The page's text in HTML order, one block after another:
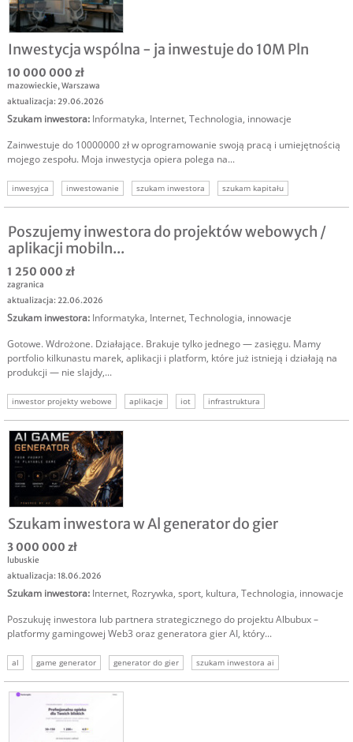
Inwestycja wspólna - ja inwestuje do 10M Pln
10 000 000 zł
mazowieckie,Warszawa
aktualizacja: 29.06.2026
Szukam inwestora: Informatyka, Internet, Technologia, innowacje
Zainwestuje do 10000000 zł w oprogramowanie swoją pracą i umiejętnością
mojego zespołu. Moja inwestycja opiera polega na...
inwesyjca inwestowanie szukam inwestora szukam kapitału
Poszujemy inwestora do projektów webowych /
aplikacji mobiln...
1 250 000 zł
zagranica
aktualizacja: 22.06.2026
Szukam inwestora: Informatyka, Internet, Technologia, innowacje
Gotowe. Wdrożone. Działające. Brakuje tylko jednego — zasięgu. Mamy
portfolio kilkunastu marek, aplikacji i platform, które już istnieją i działają na
produkcji — nie slajdy,...
inwestor projekty webowe aplikacje iot
infrastruktura
szukam kapitału
szukamy inwestora
Szukam inwestora w Al generator do gier
3 000 000 zł
lubuskie
aktualizacja: 18.06.2026
Szukam inwestora: Internet, Rozrywka, sport, kultura, Technologia, innowacje
Poszukuję inwestora lub partnera strategicznego do projektu Albubux –
platformy gamingowej Web3 oraz generatora gier AI, który...
al game generator generator do gier szukam inwestora ai